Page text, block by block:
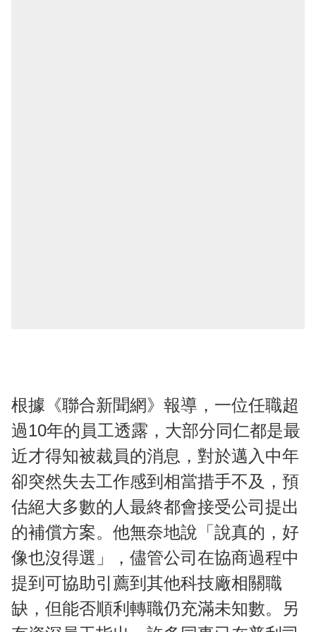
根據《聯合新聞網》報導，一位任職超
過10年的員工透露，大部分同仁都是最
近才得知被裁員的消息，對於邁入中年
卻突然失去工作感到相當措手不及，預
估絕大多數的人最終都會接受公司提出
的補償方案。他無奈地說「說真的，好
像也沒得選」，儘管公司在協商過程中
提到可協助引薦到其他科技廠相關職
缺，但能否順利轉職仍充滿未知數。另